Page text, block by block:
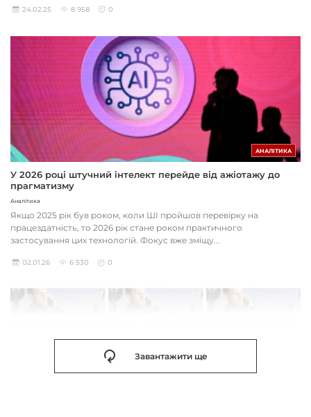
24.02.25 8 958 0
АНАЛІТИКА
У 2026 році штучний інтелект перейде від ажіотажу до
прагматизму
Аналітика
Якщо 2025 рік був роком, коли ШІ пройшов перевірку на
працездатність, то 2026 рік стане роком практичного
застосування цих технологій. Фокус вже зміщу...
02.01.26 6 530 0
Завантажити ще